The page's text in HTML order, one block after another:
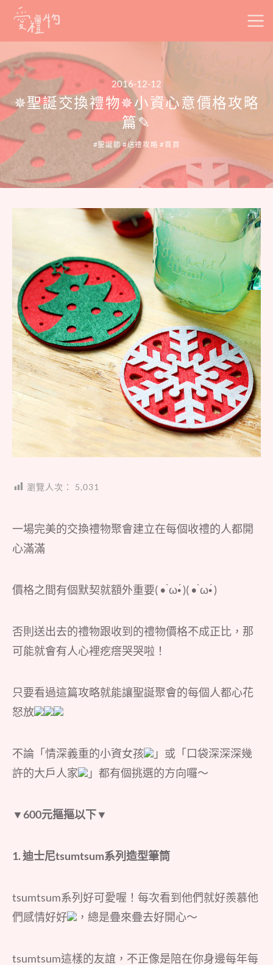
Skip
2016-12-12
✵聖誕交換禮物✵小資心意價格攻略
篇✎
聖誕節 送禮攻略 首頁
瀏覽人次： 5,031
一場完美的交換禮物聚會建立在每個收禮的人都開
心滿滿
價格之間有個默契就額外重要( • ̀ω•́ )( • ̀ω•́ )
否則送出去的禮物跟收到的禮物價格不成正比，那
可能就會有人心裡疙瘩哭哭啦！
只要看過這篇攻略就能讓聖誕聚會的每個人都心花
怒放
不論「情深義重的小資女孩
」或「口袋深深深幾
許的大戶人家
」都有個挑選的方向囉～
▼600元摳摳以下▼
1.迪士尼tsumtsum系列造型筆筒
tsumtsum系列好可愛喔！每次看到他們就好羨慕他
們感情好好
，總是疊來疊去好開心～
tsumtsum這樣的友誼，不正像是陪在你身邊每年每